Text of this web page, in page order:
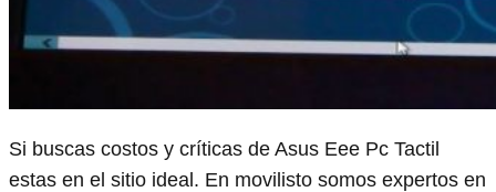
Si buscas costos y críticas de Asus Eee Pc Tactil
estas en el sitio ideal. En movilisto somos expertos en